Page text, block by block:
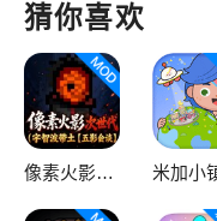
猜你喜欢
像素火影次世代